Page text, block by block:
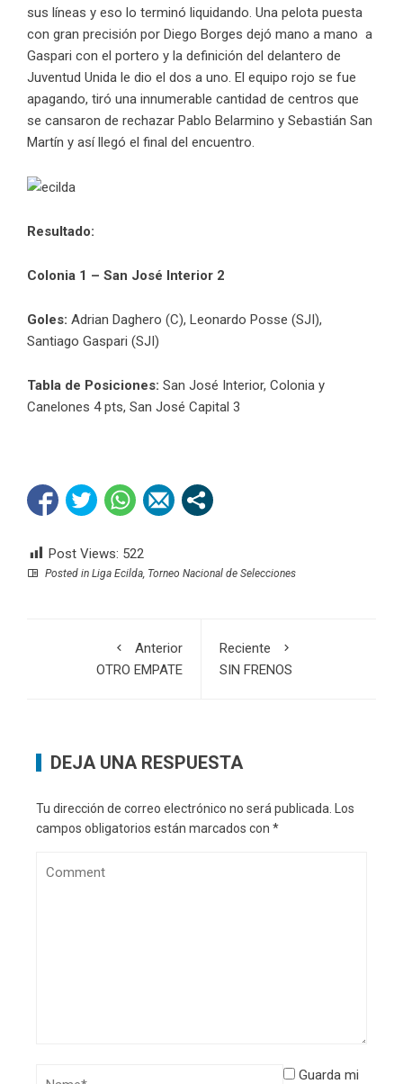
sus líneas y eso lo terminó liquidando. Una pelota puesta
con gran precisión por Diego Borges dejó mano a mano a
Gaspari con el portero y la definición del delantero de
Juventud Unida le dio el dos a uno. El equipo rojo se fue
apagando, tiró una innumerable cantidad de centros que
se cansaron de rechazar Pablo Belarmino y Sebastián San
Martín y así llegó el final del encuentro.
Resultado:
Colonia 1 – San José Interior 2
Goles: Adrian Daghero (C), Leonardo Posse (SJI),
Santiago Gaspari (SJI)
Tabla de Posiciones: San José Interior, Colonia y
Canelones 4 pts, San José Capital 3
Post Views: 522
Posted in Liga Ecilda Torneo Nacional de Selecciones
Anterior
OTRO EMPATE
Reciente
SIN FRENOS
DEJA UNA RESPUESTA
Tu dirección de correo electrónico no será publicada.
Los
campos obligatorios están marcados con *
Guarda mi